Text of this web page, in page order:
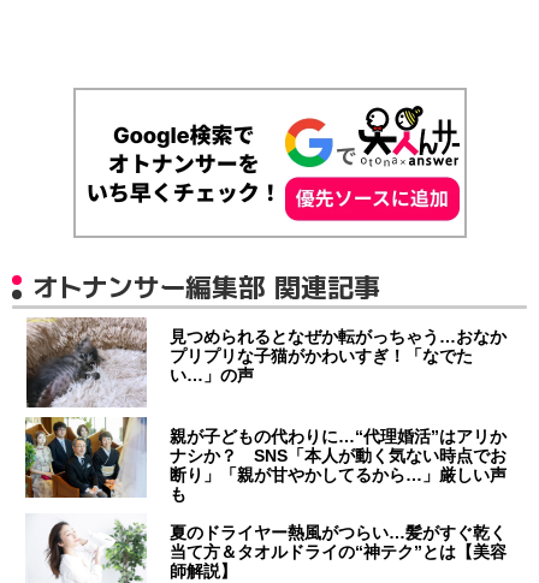
オトナンサー編集部 関連記事
見つめられるとなぜか転がっちゃう…おなか
プリプリな子猫がかわいすぎ！「なでた
い…」の声
親が子どもの代わりに…“代理婚活”はアリか
ナシか？ SNS「本人が動く気ない時点でお
断り」「親が甘やかしてるから…」厳しい声
も
夏のドライヤー熱風がつらい…髪がすぐ乾く
当て方＆タオルドライの“神テク”とは【美容
師解説】